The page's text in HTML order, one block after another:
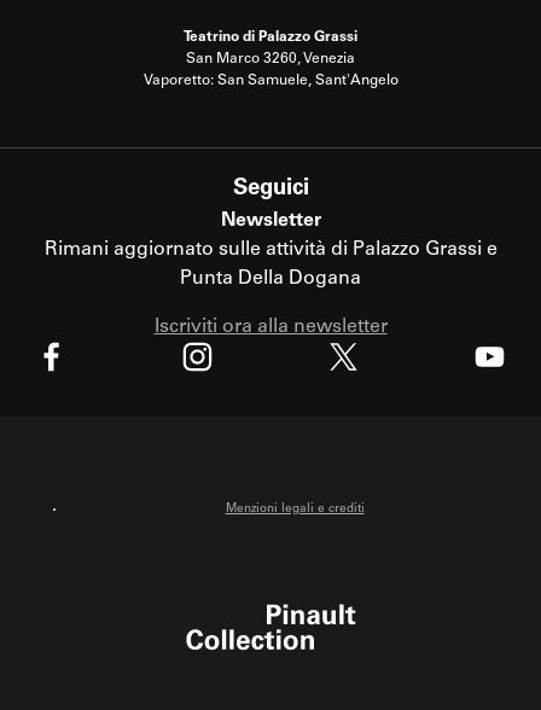
Teatrino di Palazzo Grassi
San Marco 3260, Venezia
Vaporetto: San Samuele, Sant'Angelo
Seguici
Newsletter
Rimani aggiornato sulle attività di Palazzo Grassi e
Punta Della Dogana
Iscriviti ora alla newsletter
Menzioni legali e crediti